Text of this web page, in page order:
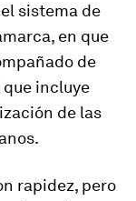
sistema de
en que
de
incluye
de las
rapidez, pero